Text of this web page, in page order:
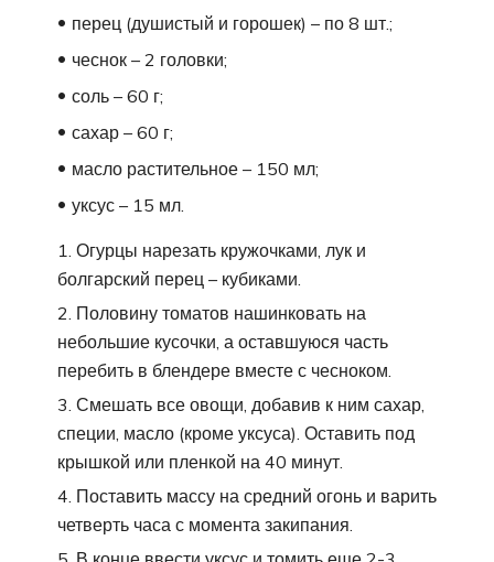
перец (душистый и горошек) – по 8 шт.;
чеснок – 2 головки;
соль – 60 г;
сахар – 60 г;
масло растительное – 150 мл;
уксус – 15 мл.
Огурцы нарезать кружочками, лук и
болгарский перец – кубиками.
Половину томатов нашинковать на
небольшие кусочки, а оставшуюся часть
перебить в блендере вместе с чесноком.
Смешать все овощи, добавив к ним сахар,
специи, масло (кроме уксуса). Оставить под
крышкой или пленкой на 40 минут.
Поставить массу на средний огонь и варить
четверть часа с момента закипания.